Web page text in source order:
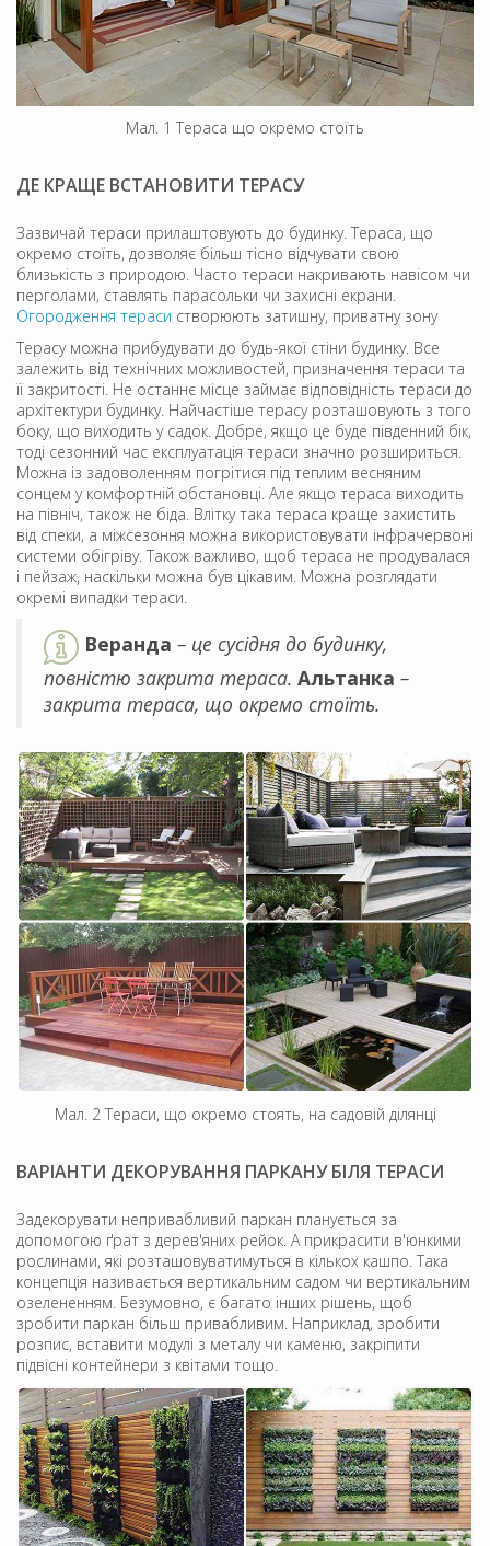
Мал. 1 Тераса що окремо стоїть
ДЕ КРАЩЕ ВСТАНОВИТИ ТЕРАСУ
Зазвичай тераси прилаштовують до будинку. Тераса, що
окремо стоїть, дозволяє більш тісно відчувати свою
близькість з природою. Часто тераси накривають навісом чи
перголами, ставлять парасольки чи захисні екрани.
Огородження тераси створюють затишну, приватну зону
Терасу можна прибудувати до будь-якої стіни будинку. Все
залежить від технічних можливостей, призначення тераси та
її закритості. Не останнє місце займає відповідність тераси до
архітектури будинку. Найчастіше терасу розташовують з того
боку, що виходить у садок. Добре, якщо це буде південний бік,
тоді сезонний час експлуатація тераси значно розшириться.
Можна із задоволенням погрітися під теплим весняним
сонцем у комфортній обстановці. Але якщо тераса виходить
на північ, також не біда. Влітку така тераса краще захистить
від спеки, а міжсезоння можна використовувати інфрачервоні
системи обігріву. Також важливо, щоб тераса не продувалася
і пейзаж, наскільки можна був цікавим. Можна розглядати
окремі випадки тераси.
Веранда – це сусідня до будинку,
повністю закрита тераса. Альтанка –
закрита тераса, що окремо стоїть.
Мал. 2 Тераси, що окремо стоять, на садовій ділянці
ВАРІАНТИ ДЕКОРУВАННЯ ПАРКАНУ БІЛЯ ТЕРАСИ
Задекорувати непривабливий паркан планується за
допомогою ґрат з дерев'яних рейок. А прикрасити в'юнкими
рослинами, які розташовуватимуться в кількох кашпо. Така
концепція називається вертикальним садом чи вертикальним
озелененням. Безумовно, є багато інших рішень, щоб
зробити паркан більш привабливим. Наприклад, зробити
розпис, вставити модулі з металу чи каменю, закріпити
підвісні контейнери з квітами тощо.